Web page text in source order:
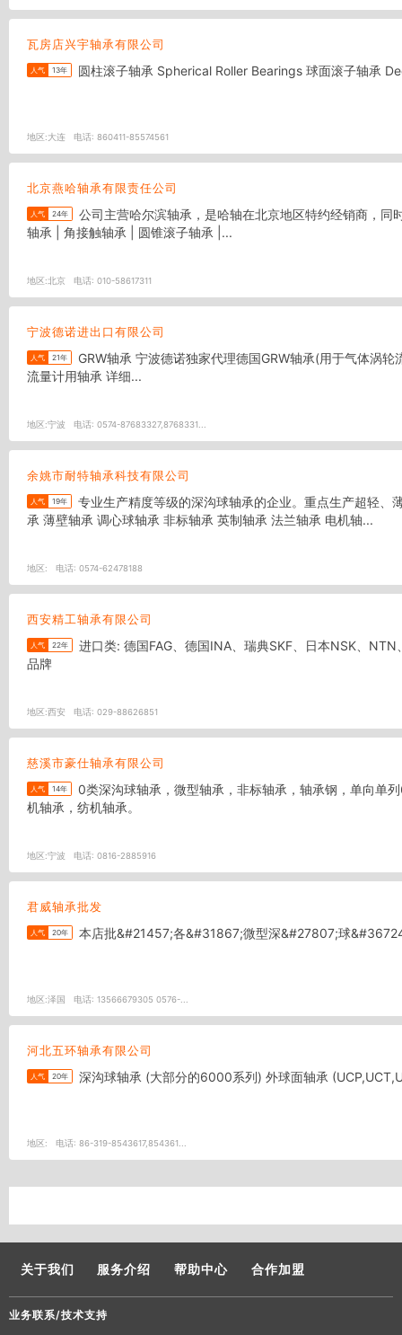
瓦房店兴宇轴承有限公司
人气 13年
地区:大连 电话: 860411-85574561
北京燕哈轴承有限责任公司
人气 24年
轴承 | 角接触轴承 | 圆锥滚子轴承 |...
地区:北京 电话: 010-58617311
宁波德诺进出口有限公司
人气 21年
流量计用轴承 详细...
地区:宁波 电话: 0574-87683327,8768331...
余姚市耐特轴承科技有限公司
人气 19年
承 薄壁轴承 调心球轴承 非标轴承 英制轴承 法兰轴承 电机轴...
地区: 电话: 0574-62478188
西安精工轴承有限公司
人气 22年
品牌
地区:西安 电话: 029-88626851
慈溪市豪仕轴承有限公司
人气 14年
机轴承，纺机轴承。
地区:宁波 电话: 0816-2885916
君威轴承批发
人气 20年
地区:泽国 电话: 13566679305 0576-...
河北五环轴承有限公司
人气 20年 深沟球轴承 (大部分的6000系列) 外球面轴承
地区: 电话: 86-319-8543617,854361...
关于我们 服务介绍 帮助中心 合作加盟
业务联系/技术支持